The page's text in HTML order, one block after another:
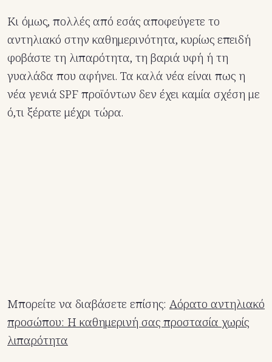
Κι όμως, πολλές από εσάς αποφεύγετε το
αντηλιακό στην καθημερινότητα, κυρίως επειδή
φοβάστε τη λιπαρότητα, τη βαριά υφή ή τη
γυαλάδα που αφήνει. Τα καλά νέα είναι πως η
νέα γενιά SPF προϊόντων δεν έχει καμία σχέση με
ό,τι ξέρατε μέχρι τώρα.
Μπορείτε να διαβάσετε επίσης: Αόρατο αντηλιακό
προσώπου: Η καθημερινή σας προστασία χωρίς
λιπαρότητα